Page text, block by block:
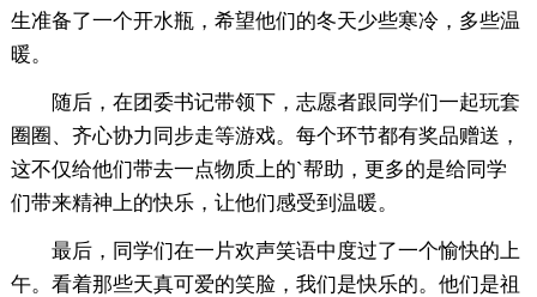
生准备了一个开水瓶，希望他们的冬天少些寒冷，多些温
暖。
随后，在团委书记带领下，志愿者跟同学们一起玩套
圈圈、齐心协力同步走等游戏。每个环节都有奖品赠送，
这不仅给他们带去一点物质上的`帮助，更多的是给同学
们带来精神上的快乐，让他们感受到温暖。
最后，同学们在一片欢声笑语中度过了一个愉快的上
午。看着那些天真可爱的笑脸，我们是快乐的。他们是祖